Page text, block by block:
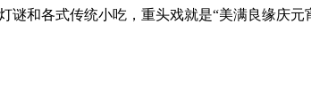
和各式传统小吃，重头戏就是“美满良缘庆元